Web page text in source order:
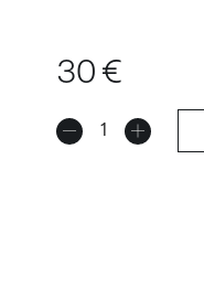
30€